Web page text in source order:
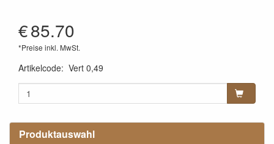
Produktauswahl
€85.70
*Preise inkl. MwSt.
Artikelcode: Vert 0,49